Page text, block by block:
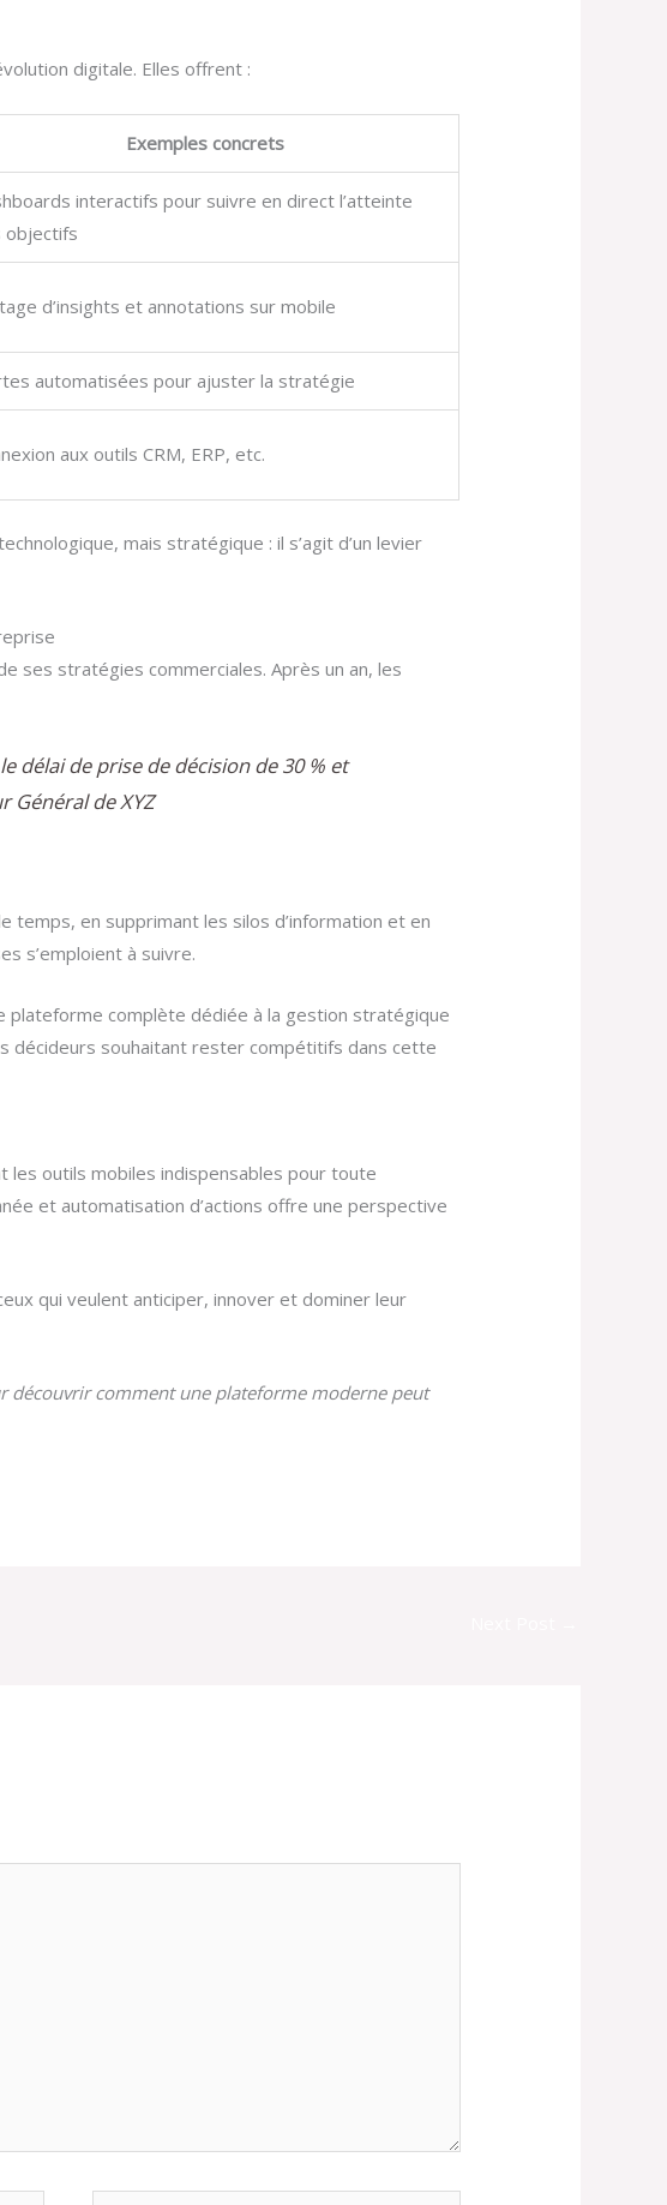
digitale. Elles offrent :
Exemples concrets
interactifs pour suivre en direct l’atteinte
objectifs
d’insights et annotations sur mobile
automatisées pour ajuster la stratégie
aux outils CRM, ERP, etc.
mais stratégique : il s’agit d’un levier
ses stratégies commerciales. Après un an, les
délai de prise de décision de 30 % et
Général de XYZ
temps, en supprimant les silos d’information et en
s’emploient à suivre.
plateforme complète dédiée à la gestion stratégique
décideurs souhaitant rester compétitifs dans cette
les outils mobiles indispensables pour toute
et automatisation d’actions offre une perspective
qui veulent anticiper, innover et dominer leur
découvrir comment une plateforme moderne peut